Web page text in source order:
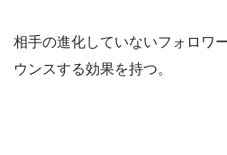
相手の進化していないフォロワ
ウンスする効果を持つ。